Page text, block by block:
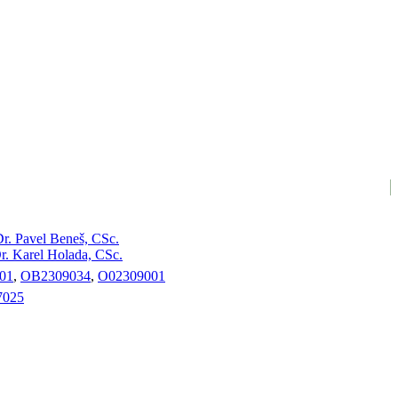
Pavel Beneš, CSc.
Karel Holada, CSc.
, OB2309034, O02309001